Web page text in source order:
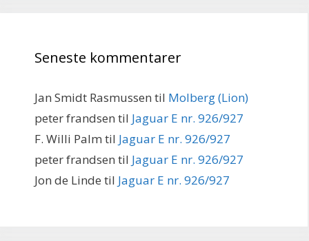
Seneste kommentarer
Jan Smidt Rasmussen til Molberg (Lion)
peter frandsen til Jaguar E nr. 926/927
F. Willi Palm til Jaguar E nr. 926/927
peter frandsen til Jaguar E nr. 926/927
Jon de Linde til Jaguar E nr. 926/927